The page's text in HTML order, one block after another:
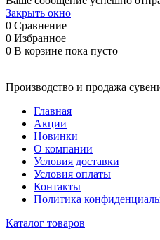
Закрыть окно
0 Сравнение
0 Избранное
0 В корзине пока пусто
Производство и продажа
Главная
Акции
Новинки
О компании
Условия доставки
Условия оплаты
Контакты
Политика
Каталог товаров